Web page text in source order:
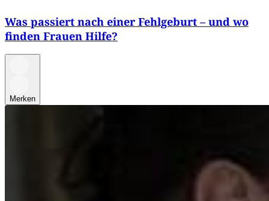
Was passiert nach einer Fehlgeburt – und wo
finden Frauen Hilfe?
Merken